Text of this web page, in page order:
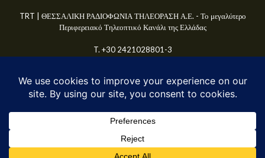
TRT | ΘΕΣΣΑΛΙΚΗ ΡΑΔΙΟΦΩΝΙΑ ΤΗΛΕΟΡΑΣΗ Α.Ε. - Το μεγαλύτερο
Περιφερειακό Τηλεοπτικό Κανάλι της Ελλάδας
T. +30 2421028801-3
© TRT A.E. 2025